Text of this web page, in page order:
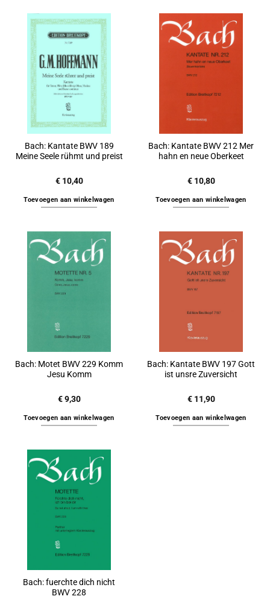
Bach: Kantate BWV 189
Meine Seele rühmt und preist
€10,40
Toevoegen aan winkelwagen
Bach: Kantate BWV 212 Mer
hahn en neue Oberkeet
€10,80
Toevoegen aan winkelwagen
Bach: Motet BWV 229 Komm
Jesu Komm
€9,30
Toevoegen aan winkelwagen
Bach: Kantate BWV 197 Gott
ist unsre Zuversicht
€11,90
Toevoegen aan winkelwagen
Bach: fuerchte dich nicht
BWV 228